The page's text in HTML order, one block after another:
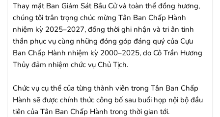
Thay mặt Ban Giám Sát Bầu Cử và toàn thể đồng hương,
chúng tôi trân trọng chúc mừng Tân Ban Chấp Hành
nhiệm kỳ 2025–2027, đồng thời ghi nhận và tri ân tinh
thần phục vụ cùng những đóng góp đáng quý của Cựu
Ban Chấp Hành nhiệm kỳ 2000–2025, do Cô Trần Hương
Thủy đảm nhiệm chức vụ Chủ Tịch.
Chức vụ cụ thể của từng thành viên trong Tân Ban Chấp
Hành sẽ được chính thức công bố sau buổi họp nội bộ đầu
tiên của Tân Ban Chấp Hành trong thời gian tới.